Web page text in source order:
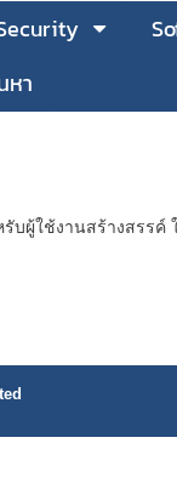
หา
ผู้ใช้งานสร้างสรรค์